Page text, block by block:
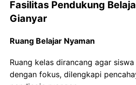
Fasilitas Pendukung
Gianyar
Ruang Belajar Nyaman
Ruang kelas dirancang agar
dengan fokus, dilengkapi